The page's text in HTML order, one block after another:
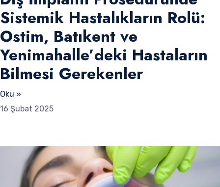
Sistemik Hastalıkların Rolü:
Ostim, Batıkent ve
Yenimahalle’deki Hastaların
Bilmesi Gerekenler
Oku »
16 Şubat 2025